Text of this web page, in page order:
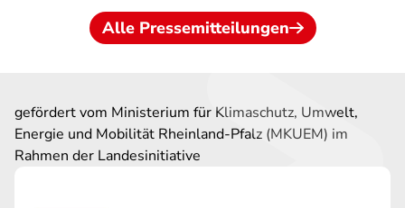
Alle Pressemitteilungen
gefördert vom Ministerium für Klimaschutz, Umwelt,
Energie und Mobilität Rheinland-Pfalz (MKUEM) im
Rahmen der Landesinitiative